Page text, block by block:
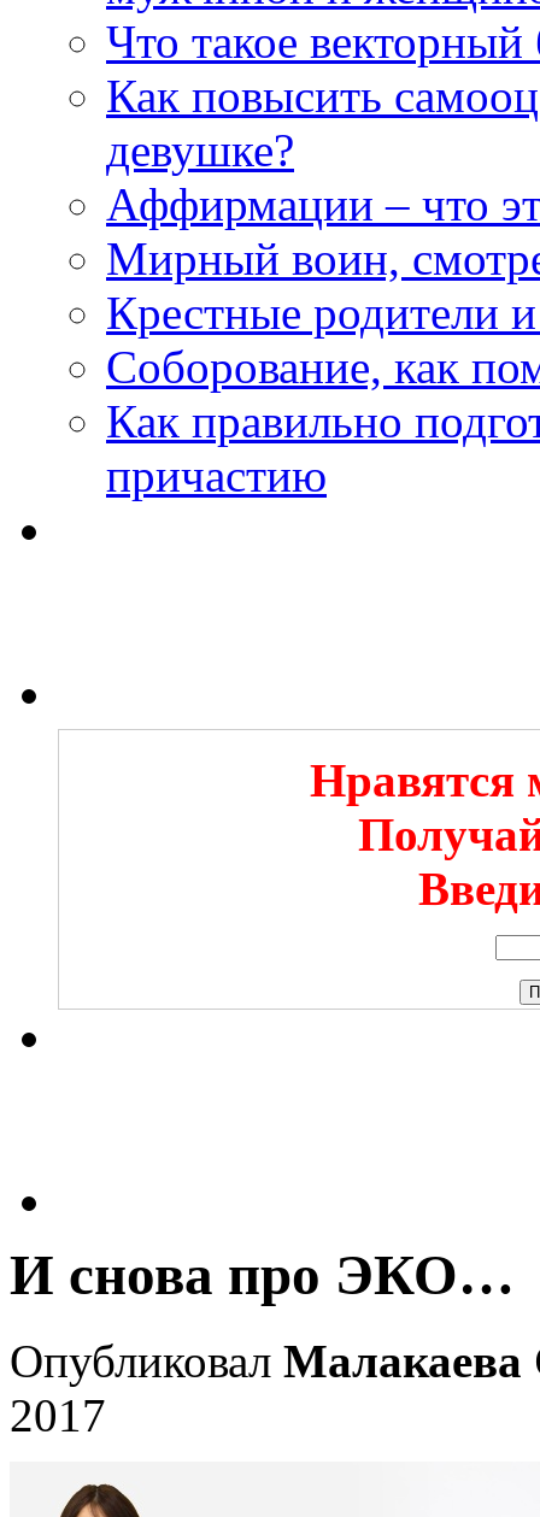
Что такое векторный
Как повысить
девушке?
Аффирмации – что
Мирный воин,
Крестные родители
Соборование, как
Как правильно
причастию
Нравятся
И снова про ЭКО…
Опубликовал Малакаева
2017